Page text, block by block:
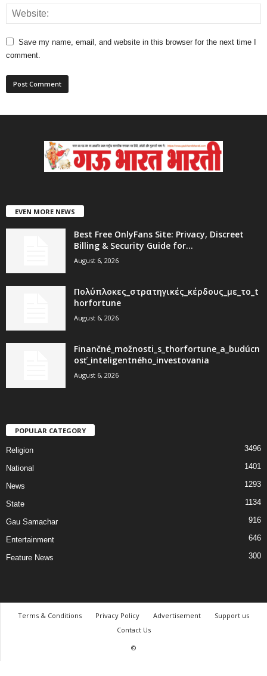
Save my name, email, and website in this browser for the next time I
comment.
EVEN MORE NEWS
Best Free OnlyFans Site: Privacy, Discreet
Billing & Security Guide for...
August 6, 2026
Πολύπλοκες_στρατηγικές_κέρδους_με_το_t
horfortune
August 6, 2026
Finančné_možnosti_s_thorfortune_a_budúcn
osť_inteligentného_investovania
August 6, 2026
POPULAR CATEGORY
Religion 3496
National 1401
News 1293
State 1134
Gau Samachar 916
Entertainment 646
Feature News 300
Terms & Conditions Privacy Policy Advertisement
Support us
Contact Us
©